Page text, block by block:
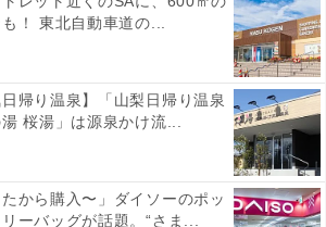
！ 東北自動車道の...
日帰り温泉】「山梨日帰り温泉
桜湯」は源泉かけ流...
たから購入〜」ダイソーのポッ
ーバッグが話題。“さま...